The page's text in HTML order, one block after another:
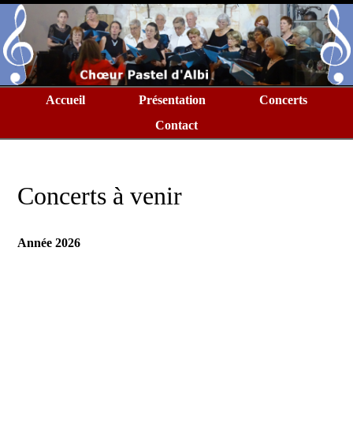
Accueil Présentation
Concerts
Contact
Concerts à venir
Année 2026